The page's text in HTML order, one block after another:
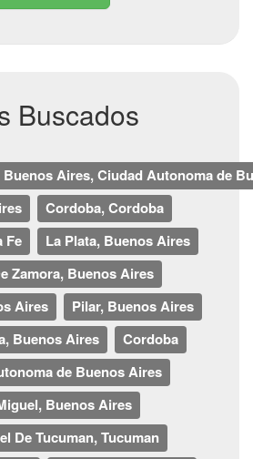
Buscados
Aires, Ciudad Autonoma de
Cordoba, Cordoba
Fe
La Plata, Buenos Aires
Zamora, Buenos Aires
Aires
Pilar, Buenos Aires
Buenos Aires
Cordoba
de Buenos Aires
Buenos Aires
De Tucuman, Tucuman